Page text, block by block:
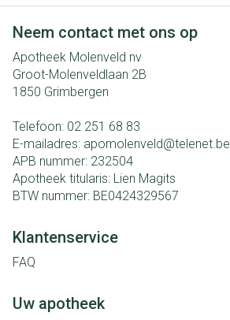
Neem contact met ons op
Apotheek Molenveld nv
Groot-Molenveldlaan 2B
1850 Grimbergen
Telefoon: 02 251 68 83
E-mailadres: apomolenveld@telenet.be
APB nummer: 232504
Apotheek titularis: Lien Magits
BTW nummer: BE0424329567
Klantenservice
FAQ
Uw apotheek